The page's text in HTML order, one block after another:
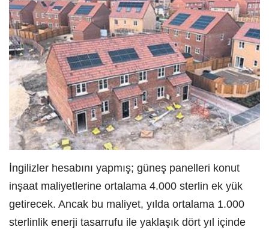
İngilizler hesabını yapmış; güneş panelleri konut
inşaat maliyetlerine ortalama 4.000 sterlin ek yük
getirecek. Ancak bu maliyet, yılda ortalama 1.000
sterlinlik enerji tasarrufu ile yaklaşık dört yıl içinde